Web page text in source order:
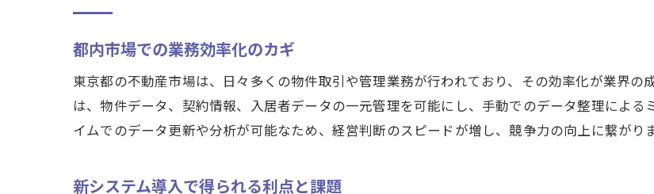
持続可能な不動産管理への道
都内市場での業務効率化のカギ
東京都の不動産市場は、日々多くの物件取引や管理業務が行われており、その効率化が業界
は、物件データ、契約情報、入居者データの一元管理を可能にし、手動でのデータ整理によ
イムでのデータ更新や分析が可能なため、経営判断のスピードが増し、競争力の向上に繋がりま
新システム導入で得られる利点と課題